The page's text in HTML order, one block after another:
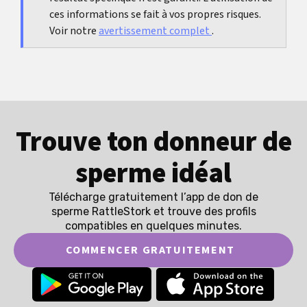
ces informations se fait à vos propres risques.
Voir notreavertissement complet.
Trouve ton donneur de
sperme idéal
Télécharge gratuitement l’app de don de
sperme RattleStork et trouve des profils
compatibles en quelques minutes.
COMMENCER GRATUITEMENT